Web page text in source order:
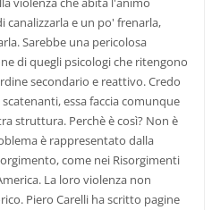
canalizzarla e un po' frenarla,
Sarebbe una pericolosa
di quegli psicologi che ritengono
secondario e reattivo. Credo
essa faccia comunque
struttura. Perchè è così? Non è
è rappresentato dalla
come nei Risorgimenti
La loro violenza non
Piero Carelli ha scritto pagine